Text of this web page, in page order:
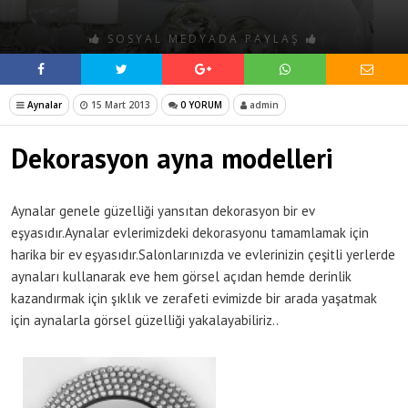
SOSYAL MEDYADA PAYLAŞ
Aynalar 15 Mart 2013 0 YORUM admin
Dekorasyon ayna modelleri
Aynalar genele güzelliği yansıtan dekorasyon bir ev
eşyasıdır.Aynalar evlerimizdeki dekorasyonu tamamlamak için
harika bir ev eşyasıdır.Salonlarınızda ve evlerinizin çeşitli yerlerde
aynaları kullanarak eve hem görsel açıdan hemde derinlik
kazandırmak için şıklık ve zerafeti evimizde bir arada yaşatmak
için aynalarla görsel güzelliği yakalayabiliriz..